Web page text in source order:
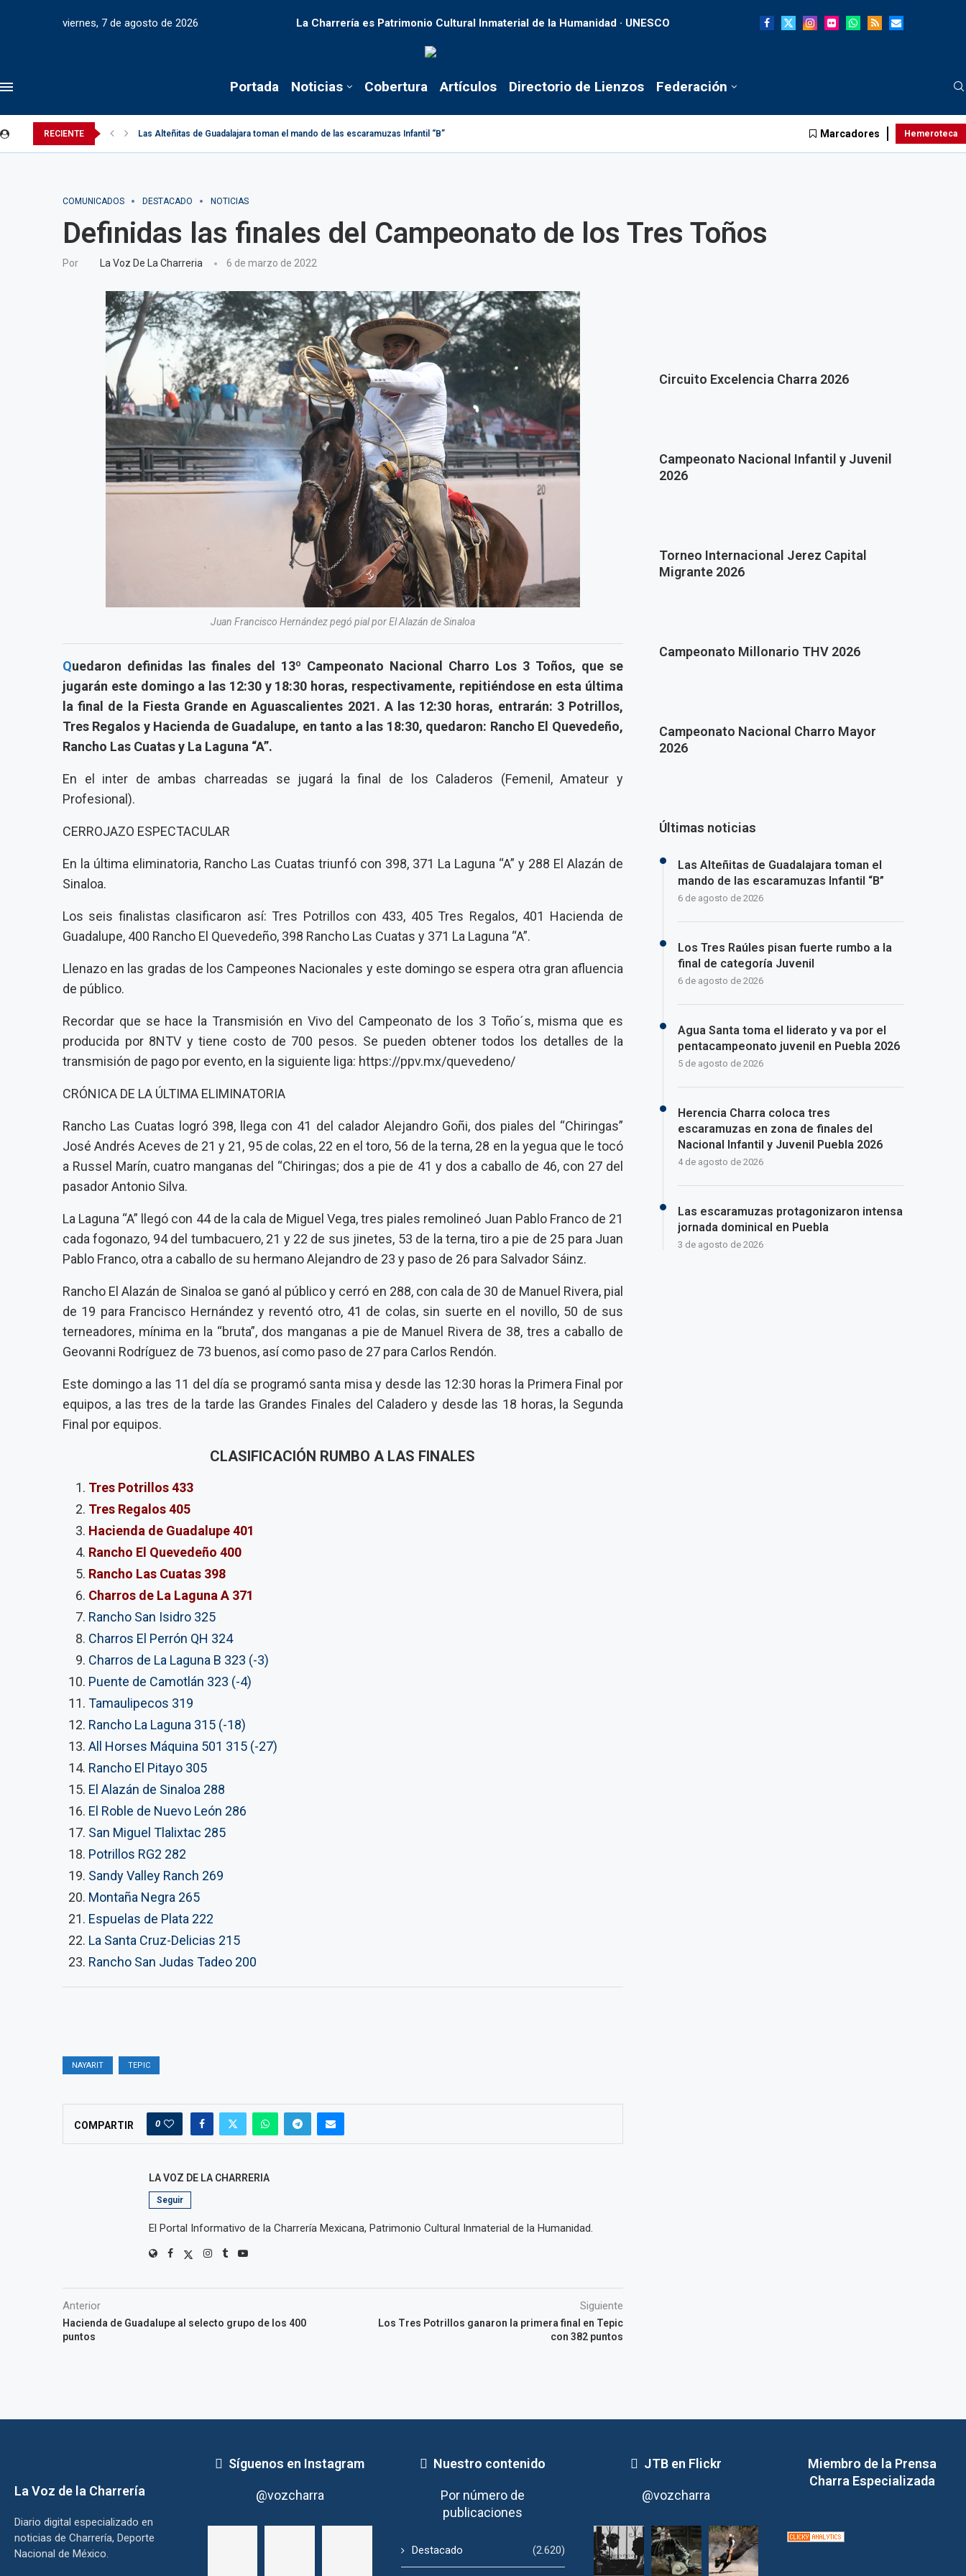
viernes, 7 de agosto de 2026 La Charrería es Patrimonio Cultural Inmaterial de la Humanidad · UNESCO
Portada Noticias Cobertura Artículos Directorio de Lienzos Federación
RECIENTE Las Alteñitas de Guadalajara toman el mando de las escaramuzas Infantil “B” Marcadores Hemeroteca
COMUNICADOS DESTACADO NOTICIAS
Definidas las finales del Campeonato de los Tres Toños
Por La Voz De La Charreria 6 de marzo de 2022
Juan Francisco Hernández pegó pial por El Alazán de Sinaloa
Quedaron definidas las finales del 13º Campeonato Nacional Charro Los 3 Toños, que se
jugarán este domingo a las 12:30 y 18:30 horas, respectivamente, repitiéndose en esta última
la final de la Fiesta Grande en Aguascalientes 2021. A las 12:30 horas, entrarán: 3 Potrillos,
Tres Regalos y Hacienda de Guadalupe, en tanto a las 18:30, quedaron: Rancho El Quevedeño,
Rancho Las Cuatas y La Laguna “A”.
En el inter de ambas charreadas se jugará la final de los Caladeros (Femenil, Amateur y
Profesional).
CERROJAZO ESPECTACULAR
En la última eliminatoria, Rancho Las Cuatas triunfó con 398, 371 La Laguna “A” y 288 El Alazán de
Sinaloa.
Los seis finalistas clasificaron así: Tres Potrillos con 433, 405 Tres Regalos, 401 Hacienda de
Guadalupe, 400 Rancho El Quevedeño, 398 Rancho Las Cuatas y 371 La Laguna “A”.
Llenazo en las gradas de los Campeones Nacionales y este domingo se espera otra gran afluencia
de público.
Recordar que se hace la Transmisión en Vivo del Campeonato de los 3 Toño´s, misma que es
producida por 8NTV y tiene costo de 700 pesos. Se pueden obtener todos los detalles de la
transmisión de pago por evento, en la siguiente liga: https://ppv.mx/quevedeno/
CRÓNICA DE LA ÚLTIMA ELIMINATORIA
Rancho Las Cuatas logró 398, llega con 41 del calador Alejandro Goñi, dos piales del “Chiringas”
José Andrés Aceves de 21 y 21, 95 de colas, 22 en el toro, 56 de la terna, 28 en la yegua que le tocó
a Russel Marín, cuatro manganas del “Chiringas; dos a pie de 41 y dos a caballo de 46, con 27 del
pasador Antonio Silva.
La Laguna “A” llegó con 44 de la cala de Miguel Vega, tres piales remolineó Juan Pablo Franco de 21
cada fogonazo, 94 del tumbacuero, 21 y 22 de sus jinetes, 53 de la terna, tiro a pie de 25 para Juan
Pablo Franco, otra a caballo de su hermano Alejandro de 23 y paso de 26 para Salvador Sáinz.
Rancho El Alazán de Sinaloa se ganó al público y cerró en 288, con cala de 30 de Manuel Rivera, pial
de 19 para Francisco Hernández y reventó otro, 41 de colas, sin suerte en el novillo, 50 de sus
terneadores, mínima en la “bruta”, dos manganas a pie de Manuel Rivera de 38, tres a caballo de
Geovanni Rodríguez de 73 buenos, así como paso de 27 para Carlos Rendón.
Este domingo a las 11 del día se programó santa misa y desde las 12:30 horas la Primera Final por
equipos, a las tres de la tarde las Grandes Finales del Caladero y desde las 18 horas, la Segunda
Final por equipos.
CLASIFICACIÓN RUMBO A LAS FINALES
Tres Potrillos 433
Tres Regalos 405
Hacienda de Guadalupe 401
Rancho El Quevedeño 400
Rancho Las Cuatas 398
Charros de La Laguna A 371
Rancho San Isidro 325
Charros El Perrón QH 324
Charros de La Laguna B 323 (-3)
Puente de Camotlán 323 (-4)
Tamaulipecos 319
Rancho La Laguna 315 (-18)
All Horses Máquina 501 315 (-27)
Rancho El Pitayo 305
El Alazán de Sinaloa 288
El Roble de Nuevo León 286
San Miguel Tlalixtac 285
Potrillos RG2 282
Sandy Valley Ranch 269
Montaña Negra 265
Espuelas de Plata 222
La Santa Cruz-Delicias 215
Rancho San Judas Tadeo 200
NAYARIT TEPIC
COMPARTIR 0
LA VOZ DE LA CHARRERIA
Seguir
El Portal Informativo de la Charrería Mexicana, Patrimonio Cultural Inmaterial de la Humanidad.
Anterior
Hacienda de Guadalupe al selecto grupo de los 400
puntos
Siguiente
Los Tres Potrillos ganaron la primera final en Tepic
con 382 puntos
Circuito Excelencia Charra 2026
Campeonato Nacional Infantil y Juvenil
2026
Torneo Internacional Jerez Capital
Migrante 2026
Campeonato Millonario THV 2026
Campeonato Nacional Charro Mayor
2026
Últimas noticias
Las Alteñitas de Guadalajara toman el
mando de las escaramuzas Infantil “B”
6 de agosto de 2026
Los Tres Raúles pisan fuerte rumbo a la
final de categoría Juvenil
6 de agosto de 2026
Agua Santa toma el liderato y va por el
pentacampeonato juvenil en Puebla 2026
5 de agosto de 2026
Herencia Charra coloca tres
escaramuzas en zona de finales del
Nacional Infantil y Juvenil Puebla 2026
4 de agosto de 2026
Las escaramuzas protagonizaron intensa
jornada dominical en Puebla
3 de agosto de 2026
La Voz de la Charrería
Diario digital especializado en
noticias de Charrería, Deporte
Nacional de México.
Síguenos en Instagram
@vozcharra
Nuestro contenido
Por número de
publicaciones
Destacado (2.620)
JTB en Flickr
@vozcharra
Miembro de la Prensa
Charra Especializada